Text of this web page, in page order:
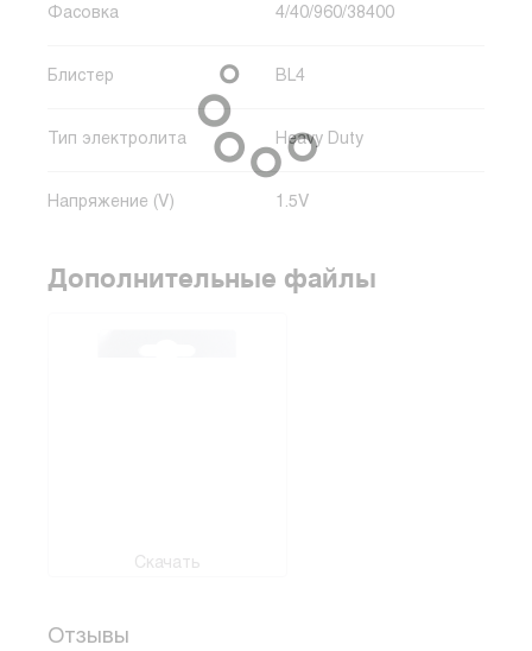
Фасовка 4/40/960/38400
Блистер BL4
Тип электролита Heavy Duty
Напряжение (V) 1.5V
Дополнительные файлы
Скачать
Отзывы